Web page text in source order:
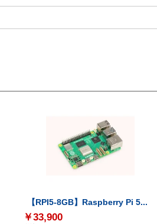
【RPI5-8GB】Raspberry Pi 5...
￥33,900